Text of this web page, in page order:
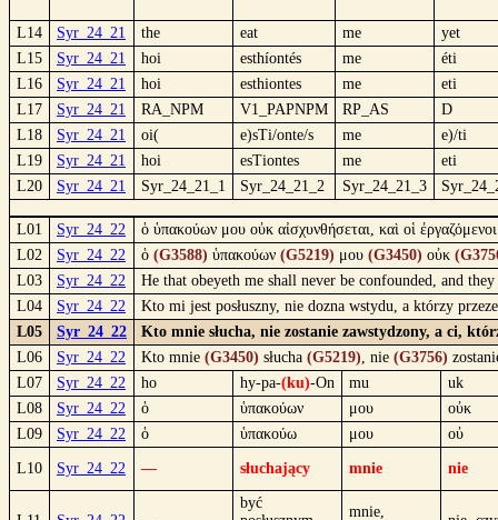
L14 Syr_24_21 the eat me
yet
L15
Syr_24_21 hoi esthíontés me
éti
L16
Syr_24_21 hoi esthiontes me
eti
L17
Syr_24_21 RA_NPM V1_PAPNPM RP_AS
D
L18
Syr_24_21 oi( e)sTi/onte/s me
e)/ti
L19
Syr_24_21 hoi esTiontes me
eti
L20
Syr_24_21 Syr_24_21_1 Syr_24_21_2 Syr_24_21_3
L01 Syr_24_22
ὁ ὑπακούων μου οὐκ αἰσχυνθήσεται, καὶ οἱ
L02
Syr_24_22 ὁ (G3588) ὑπακούων (G5219) μου (G3450) οὐκ
L03
Syr_24_22
He that obeyeth me shall never be confounded, and
L04
Syr_24_22
Kto mi jest posłuszny, nie dozna wstydu, a którzy
L05
Syr_24_22
Kto mnie słucha, nie zostanie zawstydzony, a ci,
L06
Syr_24_22 Kto mnie (G3450) słucha (G5219), nie (G3756)
L07
Syr_24_22 ho hy-pa-(ku)-On mu
uk
L08
Syr_24_22 ὁ ὑπακούων μου
οὐκ
L09
Syr_24_22 ὁ ὑπακούω μου οὐ
L10 Syr_24_22 — słuchający mnie nie
być
mnie,